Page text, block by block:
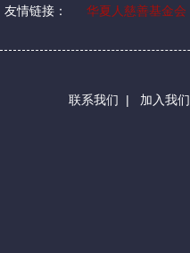
友情链接： 华夏人慈善基金会
联系我们 | 加入我们